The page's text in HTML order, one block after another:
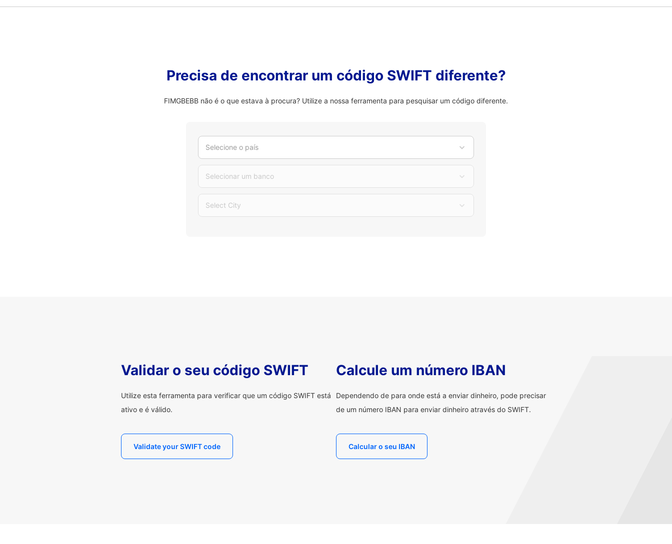
Precisa de encontrar um código SWIFT diferente?
FIMGBEBB não é o que estava à procura? Utilize a nossa ferramenta para pesquisar um código diferente.
Selecione o país
Selecionar um banco
Select City
Validar o seu código SWIFT
Utilize esta ferramenta para verificar que um código SWIFT está
ativo e é válido.
Validate your SWIFT code
Calcule um número IBAN
Dependendo de para onde está a enviar dinheiro, pode precisar
de um número IBAN para enviar dinheiro através do SWIFT.
Calcular o seu IBAN